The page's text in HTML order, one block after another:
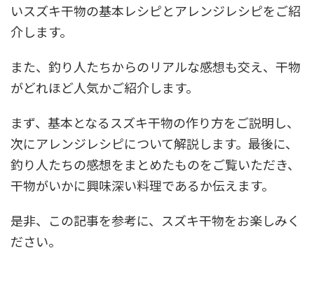
いスズキ干物の基本レシピとアレンジレシピをご紹
介します。
また、釣り人たちからのリアルな感想も交え、干物
がどれほど人気かご紹介します。
まず、基本となるスズキ干物の作り方をご説明し、
次にアレンジレシピについて解説します。最後に、
釣り人たちの感想をまとめたものをご覧いただき、
干物がいかに興味深い料理であるか伝えます。
是非、この記事を参考に、スズキ干物をお楽しみく
ださい。